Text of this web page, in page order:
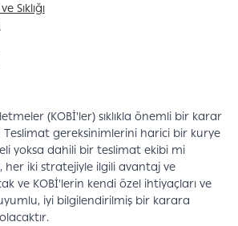
Sıklığı
(KOBİ'ler) sıklıkla önemli bir karar
Teslimat gereksinimlerini harici bir kurye
yoksa dahili bir teslimat ekibi mi
her iki stratejiyle ilgili avantaj ve
ve KOBİ'lerin kendi özel ihtiyaçları ve
iyi bilgilendirilmiş bir karara